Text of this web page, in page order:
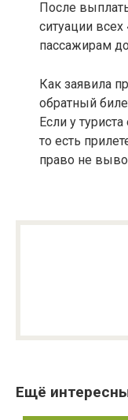
После
ситуации
пассажирам
Как заявила
обратный
Если у
то есть
право не
Ещё